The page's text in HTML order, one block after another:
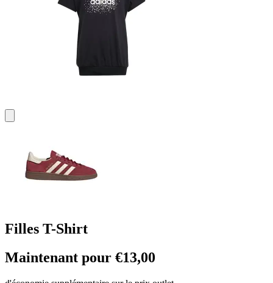
Filles T-Shirt
Maintenant pour €13,00